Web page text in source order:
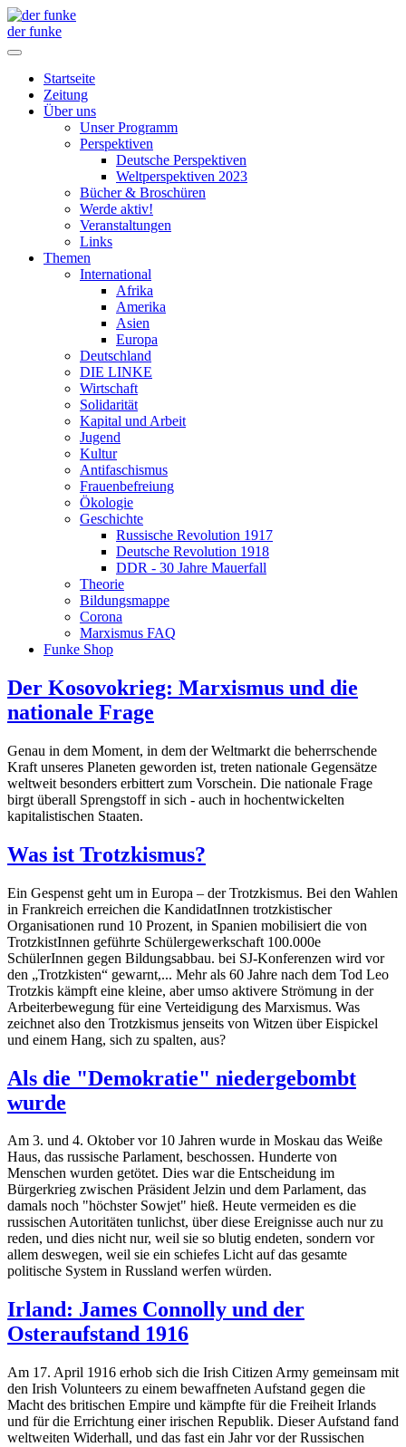
der funke
Startseite
Zeitung
Über uns
Unser Programm
Perspektiven
Deutsche Perspektiven
Weltperspektiven 2023
Bücher & Broschüren
Werde aktiv!
Veranstaltungen
Links
Themen
International
Afrika
Amerika
Asien
Europa
Deutschland
DIE LINKE
Wirtschaft
Solidarität
Kapital und Arbeit
Jugend
Kultur
Antifaschismus
Frauenbefreiung
Ökologie
Geschichte
Russische Revolution 1917
Deutsche Revolution 1918
DDR - 30 Jahre Mauerfall
Theorie
Bildungsmappe
Corona
Marxismus FAQ
Funke Shop
Der Kosovokrieg: Marxismus und die
nationale Frage
Genau in dem Moment, in dem der Weltmarkt die beherrschende
Kraft unseres Planeten geworden ist, treten nationale Gegensätze
weltweit besonders erbittert zum Vorschein. Die nationale Frage
birgt überall Sprengstoff in sich - auch in hochentwickelten
kapitalistischen Staaten.
Was ist Trotzkismus?
Ein Gespenst geht um in Europa – der Trotzkismus. Bei den Wahlen
in Frankreich erreichen die KandidatInnen trotzkistischer
Organisationen rund 10 Prozent, in Spanien mobilisiert die von
TrotzkistInnen geführte Schülergewerkschaft 100.000e
SchülerInnen gegen Bildungsabbau. bei SJ-Konferenzen wird vor
den „Trotzkisten“ gewarnt,... Mehr als 60 Jahre nach dem Tod Leo
Trotzkis kämpft eine kleine, aber umso aktivere Strömung in der
Arbeiterbewegung für eine Verteidigung des Marxismus. Was
zeichnet also den Trotzkismus jenseits von Witzen über Eispickel
und einem Hang, sich zu spalten, aus?
Als die "Demokratie" niedergebombt
wurde
Am 3. und 4. Oktober vor 10 Jahren wurde in Moskau das Weiße
Haus, das russische Parlament, beschossen. Hunderte von
Menschen wurden getötet. Dies war die Entscheidung im
Bürgerkrieg zwischen Präsident Jelzin und dem Parlament, das
damals noch "höchster Sowjet" hieß. Heute vermeiden es die
russischen Autoritäten tunlichst, über diese Ereignisse auch nur zu
reden, und dies nicht nur, weil sie so blutig endeten, sondern vor
allem deswegen, weil sie ein schiefes Licht auf das gesamte
politische System in Russland werfen würden.
Irland: James Connolly und der
Osteraufstand 1916
Am 17. April 1916 erhob sich die Irish Citizen Army gemeinsam mit
den Irish Volunteers zu einem bewaffneten Aufstand gegen die
Macht des britischen Empire und kämpfte für die Freiheit Irlands
und für die Errichtung einer irischen Republik. Dieser Aufstand fand
weltweiten Widerhall, und das fast ein Jahr vor der Russischen